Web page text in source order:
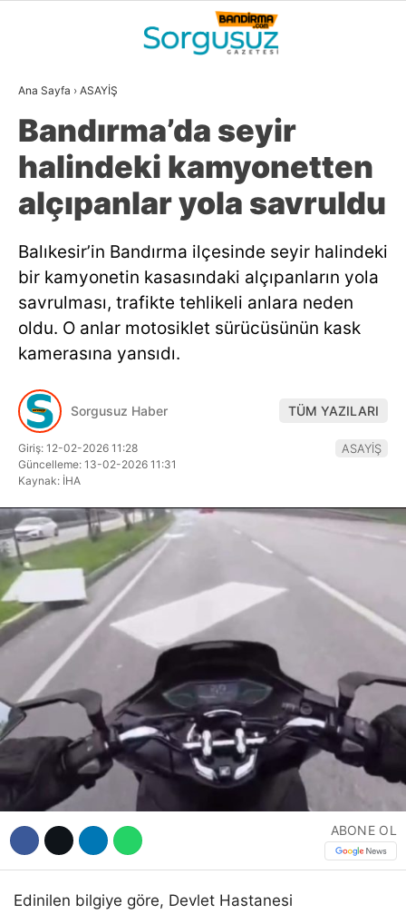
Hattı
Facebook
Instagram
Youtube
27.1
BALIKESIR
VİDEO YAZARLAR
SİYASET
EKONOMİ
MAGAZİN
DİĞER
Ana Sayfa › ASAYİŞ
Bandırma’da seyir
halindeki kamyonetten
alçıpanlar yola savruldu
Balıkesir’in Bandırma ilçesinde seyir halindeki
bir kamyonetin kasasındaki alçıpanların yola
savrulması, trafikte tehlikeli anlara neden
oldu. O anlar motosiklet sürücüsünün kask
kamerasına yansıdı.
Sorgusuz Haber TÜM YAZILARI
Giriş: 12-02-2026 11:28
Güncelleme: 13-02-2026 11:31
Kaynak: İHA
ASAYİŞ
ABONE OL
Edinilen bilgiye göre, Devlet Hastanesi